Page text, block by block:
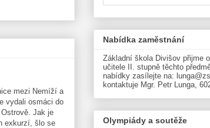
mezi Nemíží a
vydali osmáci do
Jak je
exkurzí, šlo se
Nabídka zaměstnání
Základní škola Divišov přijme
učitele II. stupně těchto
nabídky zasílejte na:
kontaktuje Mgr. Petr Lunga,
Olympiády a soutěže